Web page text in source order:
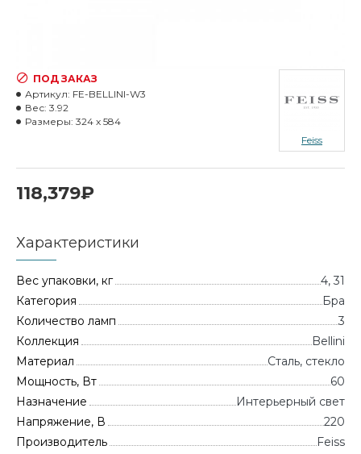
118,379₽
ПОД ЗАКАЗ
Артикул: FE-BELLINI-W3
Вес: 3.92
Размеры: 324 x 584
Feiss
Характеристики
Вес упаковки, кг
4, 31
Категория
Бра
Количество ламп
3
Коллекция
Bellini
Материал
Сталь, стекло
Мощность, Вт
60
Назначение
Интерьерный свет
Напряжение, В
220
Производитель
Feiss